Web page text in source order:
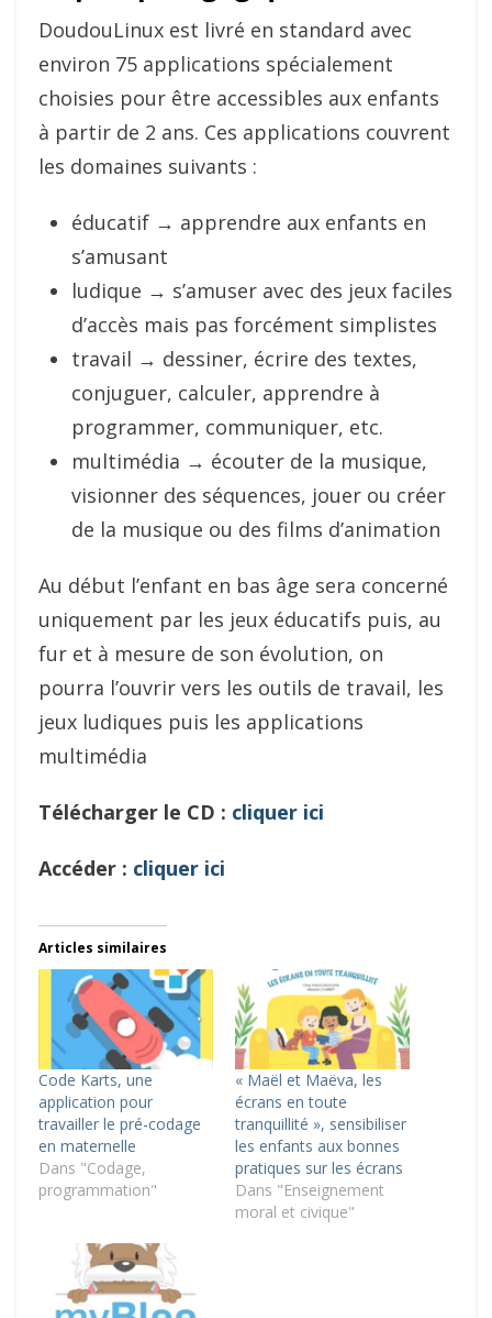
DoudouLinux est livré en standard avec
environ 75 applications spécialement
choisies pour être accessibles aux enfants
à partir de 2 ans. Ces applications couvrent
les domaines suivants :
éducatif → apprendre aux enfants en
s’amusant
ludique → s’amuser avec des jeux faciles
d’accès mais pas forcément simplistes
travail → dessiner, écrire des textes,
conjuguer, calculer, apprendre à
programmer, communiquer, etc.
multimédia → écouter de la musique,
visionner des séquences, jouer ou créer
de la musique ou des films d’animation
Au début l’enfant en bas âge sera concerné
uniquement par les jeux éducatifs puis, au
fur et à mesure de son évolution, on
pourra l’ouvrir vers les outils de travail, les
jeux ludiques puis les applications
multimédia
Télécharger le CD : cliquer ici
Accéder : cliquer ici
Articles similaires
Code Karts, une
application pour
travailler le pré-codage
en maternelle
Dans "Codage,
programmation"
« Maël et Maëva, les
écrans en toute
tranquillité », sensibiliser
les enfants aux bonnes
pratiques sur les écrans
Dans "Enseignement
moral et civique"